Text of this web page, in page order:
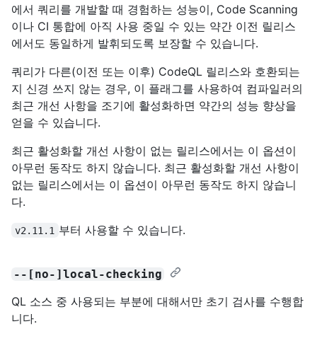
에서 쿼리를 개발할 때 경험하는 성능이, Code Scanning
이나 CI 통합에 아직 사용 중일 수 있는 약간 이전 릴리스
에서도 동일하게 발휘되도록 보장할 수 있습니다.
쿼리가 다른(이전 또는 이후) CodeQL 릴리스와 호환되는
지 신경 쓰지 않는 경우, 이 플래그를 사용하여 컴파일러의
최근 개선 사항을 조기에 활성화하면 약간의 성능 향상을
얻을 수 있습니다.
최근 활성화할 개선 사항이 없는 릴리스에서는 이 옵션이
아무런 동작도 하지 않습니다. 최근 활성화할 개선 사항이
없는 릴리스에서는 이 옵션이 아무런 동작도 하지 않습니
다.
v2.11.1 부터 사용할 수 있습니다.
--[no-]local-checking
QL 소스 중 사용되는 부분에 대해서만 초기 검사를 수행합
니다.